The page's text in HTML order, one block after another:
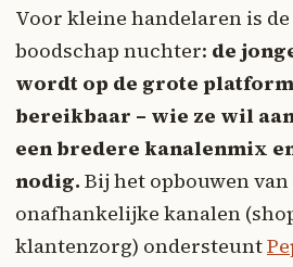
Voor kleine handelaren is
boodschap nuchter: de
wordt op de grote
bereikbaar – wie ze wil
een bredere kanalenmix
nodig. Bij het opbouwen
onafhankelijke kanalen
klantenzorg) ondersteunt